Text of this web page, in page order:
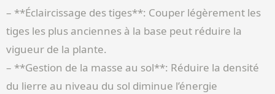
– **Éclaircissage des tiges**: Couper légèrement les
tiges les plus anciennes à la base peut réduire la
vigueur de la plante.
– **Gestion de la masse au sol**: Réduire la densité
du lierre au niveau du sol diminue l’énergie